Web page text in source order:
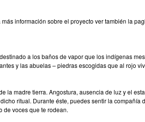
información sobre el proyecto ver también la
a los baños de vapor que los indígenas
y las abuelas – piedras escogidas que al rojo
la madre tierra. Angostura, ausencia de luz y el
ritual. Durante éste, puedes sentir la compañía
de voces que te rodean.